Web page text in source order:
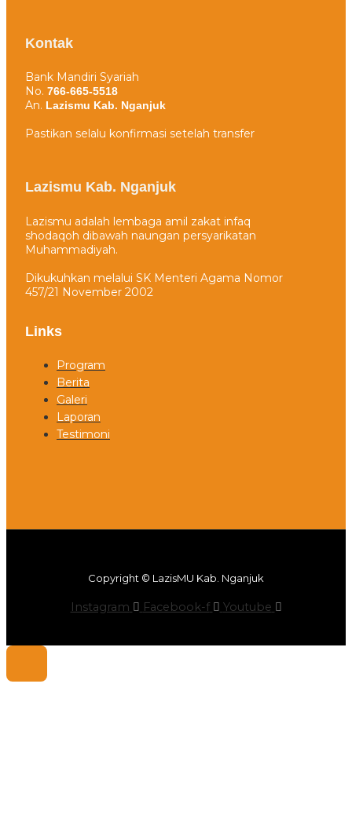
Kontak
Bank Mandiri Syariah
No. 766-665-5518
An. Lazismu Kab. Nganjuk
Pastikan selalu konfirmasi setelah transfer
Lazismu Kab. Nganjuk
Lazismu adalah lembaga amil zakat infaq
shodaqoh dibawah naungan persyarikatan
Muhammadiyah.
Dikukuhkan melalui SK Menteri Agama Nomor
457/21 November 2002
Links
Program
Berita
Galeri
Laporan
Testimoni
Copyright © LazisMU Kab. Nganjuk
Instagram Facebook-f Youtube